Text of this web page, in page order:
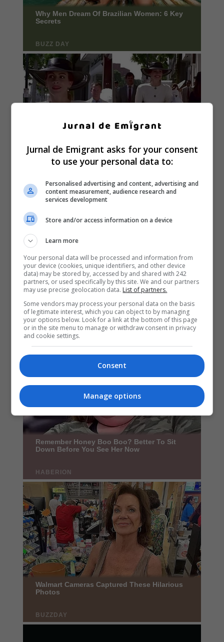
Jurnal de Emigrant asks for your consent
to use your personal data to:
Personalised advertising and content, advertising and
content measurement, audience research and
services development
Store and/or access information on a device
Learn more
Your personal data will be processed and information from
your device (cookies, unique identifiers, and other device
data) may be stored by, accessed by and shared with 242
partners, or used specifically by this site. We and our partners
may use precise geolocation data. List of partners.
Some vendors may process your personal data on the basis
of legitimate interest, which you can object to by managing
your options below. Look for a link at the bottom of this page
or in the site menu to manage or withdraw consent in privacy
and cookie settings.
Consent
Manage options